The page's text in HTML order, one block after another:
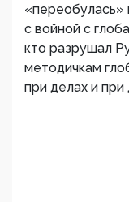
«переобулась»
с войной с
кто разрушал
методичкам
при делах и